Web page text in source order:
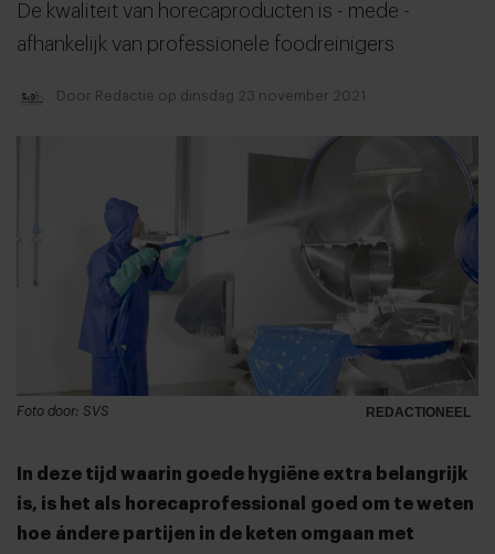
De kwaliteit van horecaproducten is - mede -
afhankelijk van professionele foodreinigers
Door Redactie op dinsdag 23 november 2021
REDACTIONEEL
Foto door: SVS
In deze tijd waarin goede hygiëne extra belangrijk
is, is het als horecaprofessional goed om te weten
hoe ándere partijen in de keten omgaan met